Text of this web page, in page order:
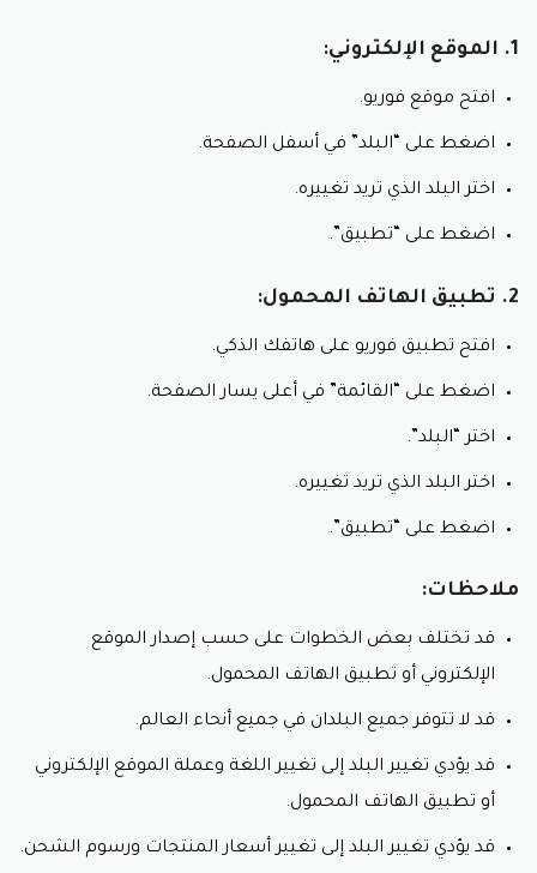
1. الموقع الإلكتروني:
افتح موقع فوريو.
اضغط على “البلد” في أسفل الصفحة.
اختر البلد الذي تريد تغييره.
اضغط على “تطبيق”.
2. تطبيق الهاتف المحمول:
افتح تطبيق فوريو على هاتفك الذكي.
اضغط على “القائمة” في أعلى يسار الصفحة.
اختر “البلد”.
اختر البلد الذي تريد تغييره.
اضغط على “تطبيق”.
ملاحظات:
قد تختلف بعض الخطوات على حسب إصدار الموقع
الإلكتروني أو تطبيق الهاتف المحمول.
قد لا تتوفر جميع البلدان في جميع أنحاء العالم.
قد يؤدي تغيير البلد إلى تغيير اللغة وعملة الموقع الإلكتروني
أو تطبيق الهاتف المحمول.
قد يؤدي تغيير البلد إلى تغيير أسعار المنتجات ورسوم الشحن.